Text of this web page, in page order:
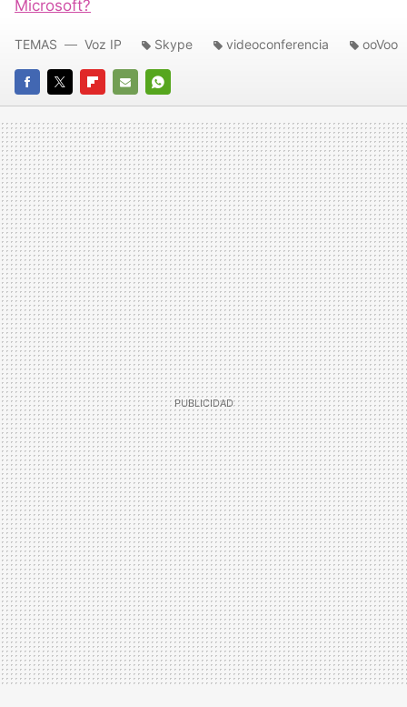
Microsoft?
FACEBOOK
TWITTERFLIPBOARD
E-
MAIL
WHATSAPP
TEMAS Voz IP Skype videoconferencia ooVoo